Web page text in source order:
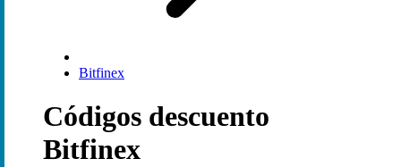
Bitfinex
Códigos descuento
Bitfinex